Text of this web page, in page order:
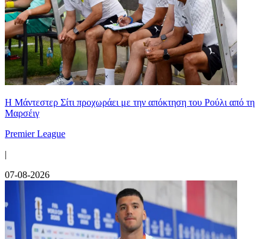
Η Μάντεστερ Σίτι προχωράει με την απόκτηση του Ρούλι από τη
Μαρσέιγ
Premier League
|
07-08-2026